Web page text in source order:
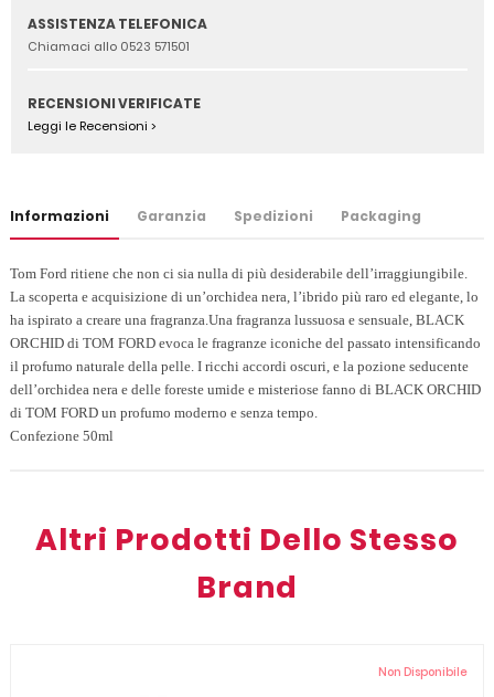
ASSISTENZA TELEFONICA
Chiamaci allo 0523 571501
RECENSIONI VERIFICATE
Leggi le Recensioni >
Informazioni Garanzia Spedizioni Packaging
Tom Ford ritiene che non ci sia nulla di più desiderabile dell’irraggiungibile.
La scoperta e acquisizione di un’orchidea nera, l’ibrido più raro ed elegante, lo
ha ispirato a creare una fragranza.Una fragranza lussuosa e sensuale, BLACK
ORCHID di TOM FORD evoca le fragranze iconiche del passato intensificando
il profumo naturale della pelle. I ricchi accordi oscuri, e la pozione seducente
dell’orchidea nera e delle foreste umide e misteriose fanno di BLACK ORCHID
di TOM FORD un profumo moderno e senza tempo.
Confezione 50ml
Altri Prodotti Dello Stesso
Brand
Non Disponibile